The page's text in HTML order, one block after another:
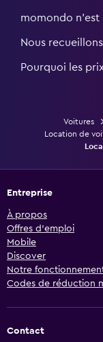
momondo n'est
Nous
Pourquoi les
Voitures
Location de
Entreprise
À propos
Offres d’emploi
Mobile
Discover
Notre
Codes de réduction
Contact